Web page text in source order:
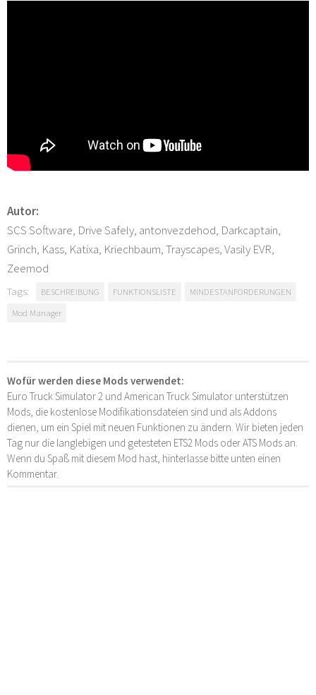
Autor:
SCS Software, Drive Safely, antonvezdehod, Darkcaptain,
Grinch, Kass, Katixa, Kriechbaum, Trayscapes, Vasily EVR,
Zeemod
Tags: BESCHREIBUNG FUNKTIONSLISTE
MINDESTANFORDERUNGEN
Mod Manager
Wofür werden diese Mods verwendet:
Euro Truck Simulator 2 und American Truck Simulator unterstützen
Mods, die kostenlose Modifikationsdateien sind und als Addons
dienen, um ein Spiel mit neuen Funktionen zu ändern. Wir bieten jeden
Tag nur die langlebigen und getesteten ETS2 Mods oder ATS Mods an.
Wenn du Spaß mit diesem Mod hast, hinterlasse bitte unten einen
Kommentar.